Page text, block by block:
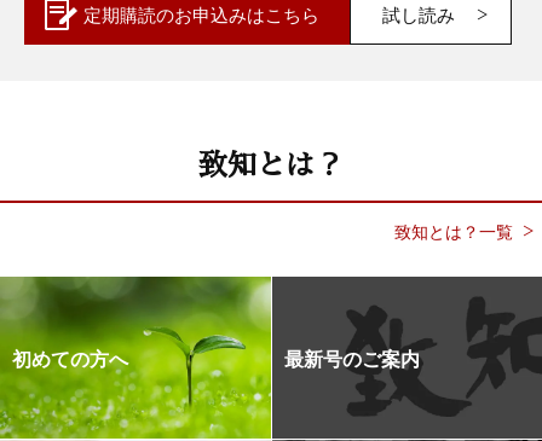
定期購読のお申込みはこちら 試し読み
致知とは？
致知とは？一覧
初めての方へ 最新号のご案内